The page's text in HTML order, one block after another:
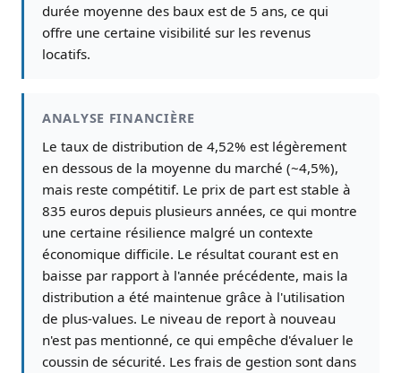
durée moyenne des baux est de 5 ans, ce qui
offre une certaine visibilité sur les revenus
locatifs.
ANALYSE FINANCIÈRE
Le taux de distribution de 4,52% est légèrement
en dessous de la moyenne du marché (~4,5%),
mais reste compétitif. Le prix de part est stable à
835 euros depuis plusieurs années, ce qui montre
une certaine résilience malgré un contexte
économique difficile. Le résultat courant est en
baisse par rapport à l'année précédente, mais la
distribution a été maintenue grâce à l'utilisation
de plus-values. Le niveau de report à nouveau
n'est pas mentionné, ce qui empêche d'évaluer le
coussin de sécurité. Les frais de gestion sont dans